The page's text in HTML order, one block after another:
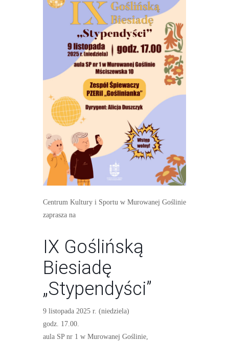
Centrum Kultury i Sportu w Murowanej Goślinie
zaprasza na
IX Goślińską
Biesiadę
„Stypendyści”
9 listopada 2025 r. (niedziela)
godz. 17.00.
aula SP nr 1 w Murowanej Goślinie,